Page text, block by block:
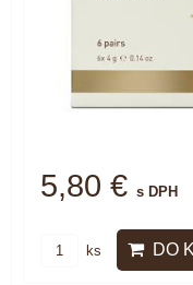
5,80 € s DPH
ks DO